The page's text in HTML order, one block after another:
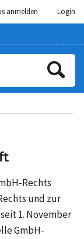
anmelden Login
Rechts
und zur
1. November
GmbH-